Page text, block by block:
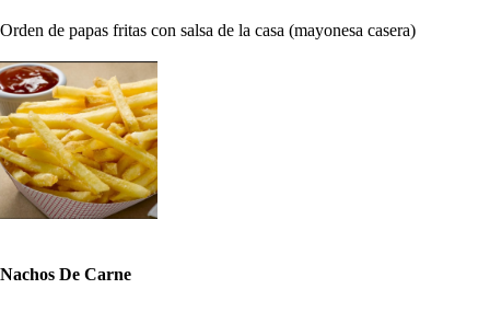
Orden de papas fritas con salsa de la casa (mayonesa casera)
Nachos De Carne